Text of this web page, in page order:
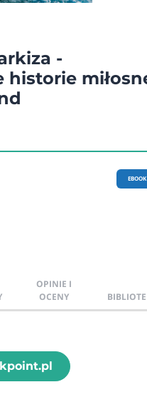
-
historie
EBOOK
OPINIE I
OCENY